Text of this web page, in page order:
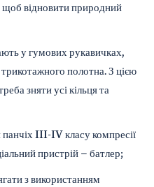
відновити природний
у гумових рукавичках,
полотна. З цією
зняти усі кільця та
III-IV класу компресії
пристрій – батлер;
з використанням